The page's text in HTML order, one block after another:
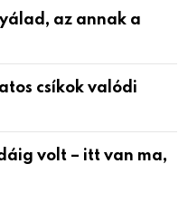
az annak a
csíkok valódi
volt – itt van ma,